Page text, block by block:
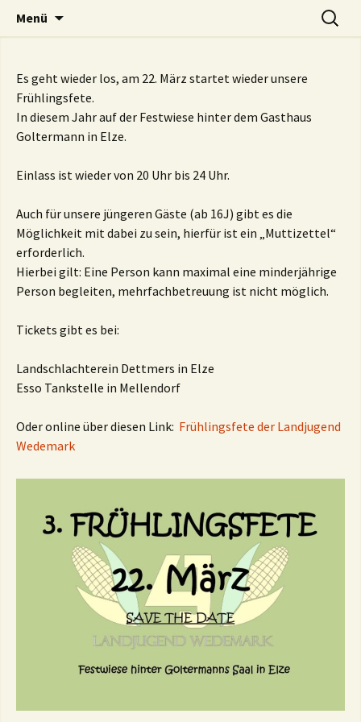
Landjugend Wedemark
Menü
Suchen
nach:
Es geht wieder los, am 22. März startet wieder unsere
Frühlingsfete.
In diesem Jahr auf der Festwiese hinter dem Gasthaus
Goltermann in Elze.
Einlass ist wieder von 20 Uhr bis 24 Uhr.
Auch für unsere jüngeren Gäste (ab 16J) gibt es die
Möglichkeit mit dabei zu sein, hierfür ist ein „Muttizettel“
erforderlich.
Hierbei gilt: Eine Person kann maximal eine minderjährige
Person begleiten, mehrfachbetreuung ist nicht möglich.
Tickets gibt es bei:
Landschlachterein Dettmers in Elze
Esso Tankstelle in Mellendorf
Oder online über diesen Link: Frühlingsfete der Landjugend
Wedemark